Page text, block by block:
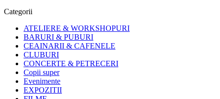
Categorii
ATELIERE & WORKSHOPURI
BARURI & PUBURI
CEAINARII & CAFENELE
CLUBURI
CONCERTE & PETRECERI
Copii super
Evenimente
EXPOZITII